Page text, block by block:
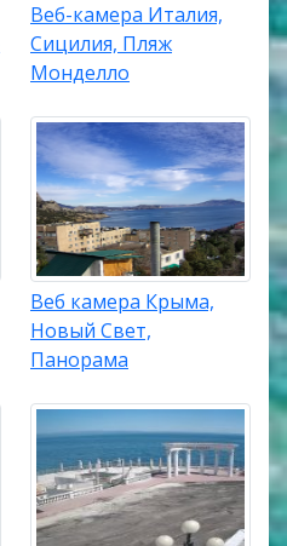
Веб-камера Италия,
Сицилия, Пляж
Монделло
Веб камера Крыма,
Новый Свет,
Панорама